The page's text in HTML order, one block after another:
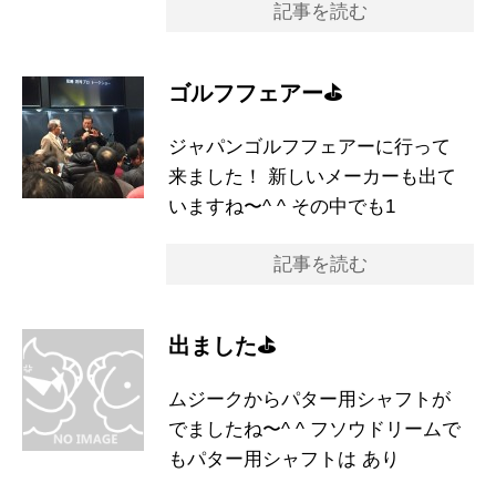
記事を読む
ゴルフフェアー⛳️
ジャパンゴルフフェアーに行って
来ました！ 新しいメーカーも出て
いますね〜^ ^ その中でも1
記事を読む
出ました⛳️
ムジークからパター用シャフトが
でましたね〜^ ^ フソウドリームで
もパター用シャフトは あり